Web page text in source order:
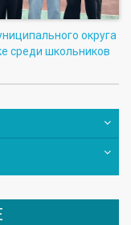
округа
среди школьников